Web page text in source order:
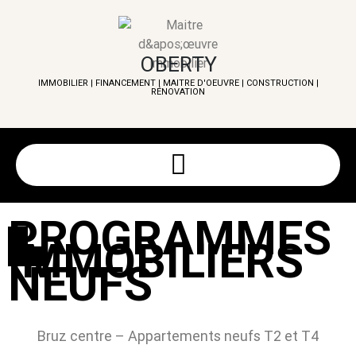
OBERTY
IMMOBILIER | FINANCEMENT | MAITRE D'OEUVRE | CONSTRUCTION |
RÉNOVATION
PROGRAMMES
IMMOBILIERS
NEUFS
Bruz centre – Appartements neufs T2 et T4